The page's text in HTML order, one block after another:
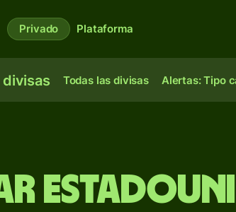
Privado Plataforma
Todas las divisas Alertas: Tipo